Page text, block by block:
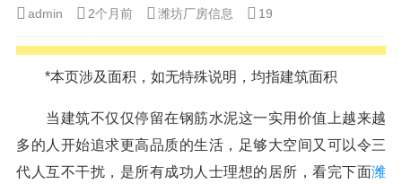
admin 2个月前 潍坊厂房信息 19
*本页涉及面积，如无特殊说明，均指建筑面积
当建筑不仅仅停留在钢筋水泥这一实用价值上越来越
多的人开始追求更高品质的生活，足够大空间又可以令三
代人互不干扰，是所有成功人士理想的居所，看完下面潍